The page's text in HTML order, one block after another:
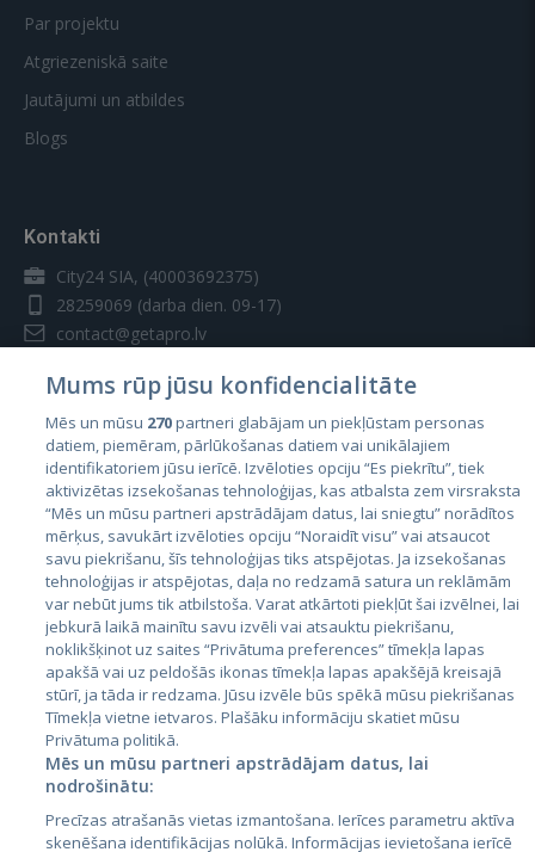
Par projektu
Atgriezeniskā saite
Jautājumi un atbildes
Blogs
Kontakti
City24 SIA, (40003692375)
28259069 (darba dien. 09-17)
contact@getapro.lv
Valstis
Igaunija
Latvija
Lietuva
City24.lv
City24.ee
CVbankas.lt
Kainos.lt
Mums rūp jūsu konfidencialitāte
Mēs un mūsu 270partneri glabājam un piekļūstam personas
datiem, piemēram, pārlūkošanas datiem vai unikālajiem
identifikatoriem jūsu ierīcē. Izvēloties opciju “Es piekrītu”, tiek
aktivizētas izsekošanas tehnoloģijas, kas atbalsta zem virsraksta
“Mēs un mūsu partneri apstrādājam datus, lai sniegtu” norādītos
mērķus, savukārt izvēloties opciju “Noraidīt visu” vai atsaucot
savu piekrišanu, šīs tehnoloģijas tiks atspējotas. Ja izsekošanas
tehnoloģijas ir atspējotas, daļa no redzamā satura un reklāmām
var nebūt jums tik atbilstoša. Varat atkārtoti piekļūt šai izvēlnei, lai
jebkurā laikā mainītu savu izvēli vai atsauktu piekrišanu,
noklikšķinot uz saites “Privātuma preferences” tīmekļa lapas
apakšā vai uz peldošās ikonas tīmekļa lapas apakšējā kreisajā
stūrī, ja tāda ir redzama. Jūsu izvēle būs spēkā mūsu piekrišanas
Tīmekļa vietne ietvaros. Plašāku informāciju skatiet mūsu
Privātuma politikā.
Mēs un mūsu partneri apstrādājam datus, lai
nodrošinātu:
Precīzas atrašanās vietas izmantošana. Ierīces parametru aktīva
skenēšana identifikācijas nolūkā. Informācijas ievietošana ierīcē